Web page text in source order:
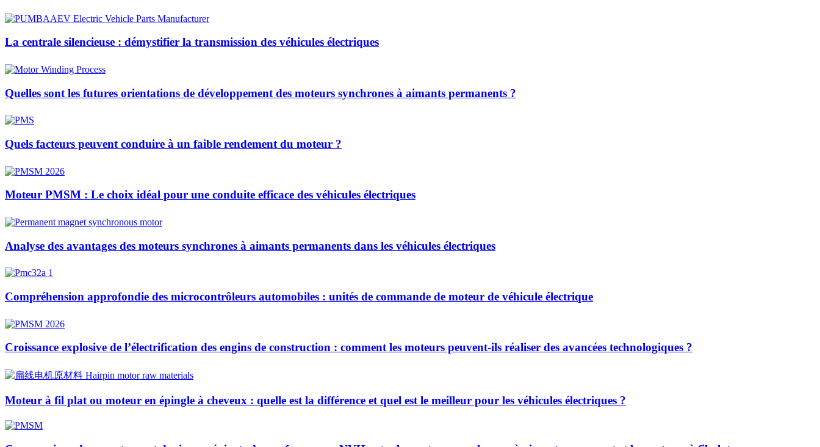
La centrale silencieuse : démystifier la transmission des véhicules électriques
Quelles sont les futures orientations de développement des moteurs synchrones à aimants permanents ?
Quels facteurs peuvent conduire à un faible rendement du moteur ?
Moteur PMSM : Le choix idéal pour une conduite efficace des véhicules électriques
Analyse des avantages des moteurs synchrones à aimants permanents dans les véhicules électriques
Compréhension approfondie des microcontrôleurs automobiles : unités de commande de moteur de véhicule électrique
Croissance explosive de l’électrification des engins de construction : comment les moteurs peuvent-ils réaliser des avancées technologiques ?​
Moteur à fil plat ou moteur en épingle à cheveux : quelle est la différence et quel est le meilleur pour les véhicules électriques ?